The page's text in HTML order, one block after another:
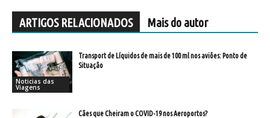
ARTIGOS RELACIONADOS Mais do autor
Noticias das
Viagens
Transport de Líquidos de mais de 100 ml nos aviões: Ponto de
Situação
Cães que Cheiram o COVID-19 nos Aeroportos?